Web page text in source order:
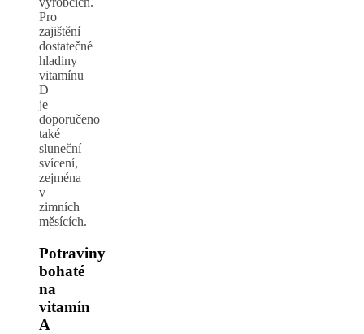
Pro
zajištění
dostatečné
hladiny
vitamínu
D
je
doporučeno
také
sluneční
svícení,
zejména
v
zimních
měsících.
Potraviny
bohaté
na
vitamín
A